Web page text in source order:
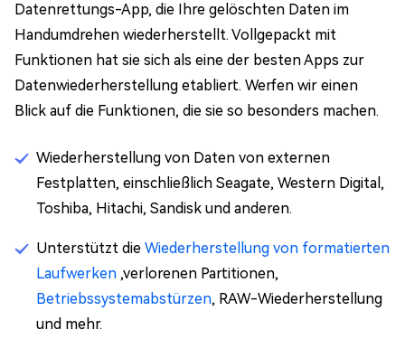
Datenrettungs-App, die Ihre gelöschten Daten im
Handumdrehen wiederherstellt. Vollgepackt mit
Funktionen hat sie sich als eine der besten Apps zur
Datenwiederherstellung etabliert. Werfen wir einen
Blick auf die Funktionen, die sie so besonders machen.
Wiederherstellung von Daten von externen
Festplatten, einschließlich Seagate, Western Digital,
Toshiba, Hitachi, Sandisk und anderen.
Unterstützt die Wiederherstellung von formatierten
Laufwerken ,verlorenen Partitionen,
Betriebssystemabstürzen, RAW-Wiederherstellung
und mehr.